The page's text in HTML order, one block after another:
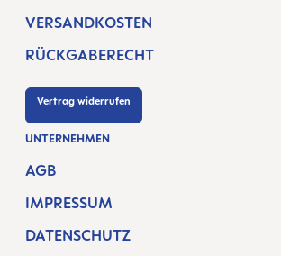
VERSANDKOSTEN
RÜCKGABERECHT
Vertrag widerrufen
UNTERNEHMEN
AGB
IMPRESSUM
DATENSCHUTZ